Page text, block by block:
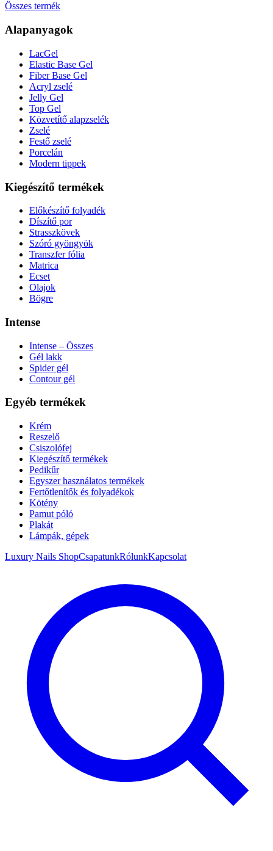
Összes termék
Alapanyagok
LacGel
Elastic Base Gel
Fiber Base Gel
Acryl zselé
Jelly Gel
Top Gel
Közvetítő alapzselék
Zselé
Festő zselé
Porcelán
Modern tippek
Kiegészítő termékek
Előkészítő folyadék
Díszítő por
Strasszkövek
Szóró gyöngyök
Transzfer fólia
Matrica
Ecset
Olajok
Bögre
Intense
Intense – Összes
Gél lakk
Spider gél
Contour gél
Egyéb termékek
Krém
Reszelő
Csiszolófej
Kiegészítő termékek
Pedikűr
Egyszer használatos termékek
Fertőtlenítők és folyadékok
Kötény
Pamut póló
Plakát
Lámpák, gépek
Luxury Nails ShopCsapatunkRólunkKapcsolat